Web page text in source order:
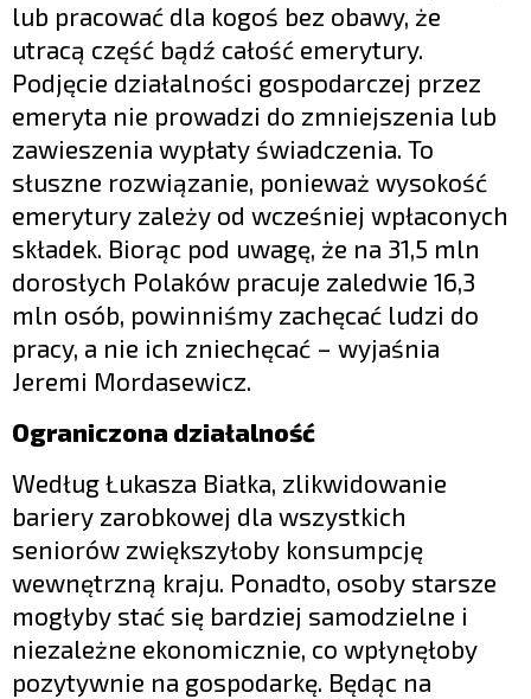
lub pracować dla kogoś bez obawy, że
utracą część bądź całość emerytury.
Podjęcie działalności gospodarczej przez
emeryta nie prowadzi do zmniejszenia lub
zawieszenia wypłaty świadczenia. To
słuszne rozwiązanie, ponieważ wysokość
emerytury zależy od wcześniej wpłaconych
składek. Biorąc pod uwagę, że na 31,5 mln
dorosłych Polaków pracuje zaledwie 16,3
mln osób, powinniśmy zachęcać ludzi do
pracy, a nie ich zniechęcać – wyjaśnia
Jeremi Mordasewicz.
Ograniczona działalność
Według Łukasza Białka, zlikwidowanie
bariery zarobkowej dla wszystkich
seniorów zwiększyłoby konsumpcję
wewnętrzną kraju. Ponadto, osoby starsze
mogłyby stać się bardziej samodzielne i
niezależne ekonomicznie, co wpłynęłoby
pozytywnie na gospodarkę. Będąc na